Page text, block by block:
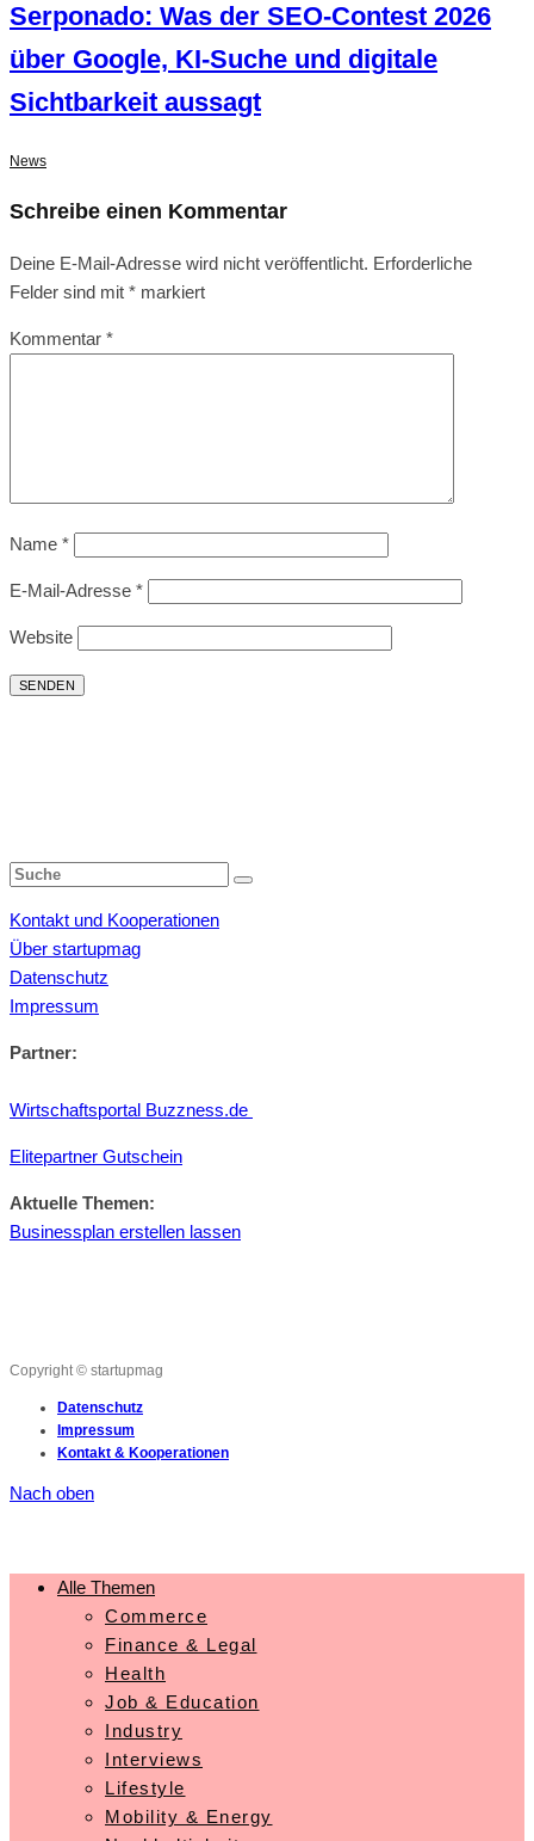
Serponado: Was der SEO-Contest 2026
über Google, KI-Suche und digitale
Sichtbarkeit aussagt
News
Schreibe einen Kommentar
Deine E-Mail-Adresse wird nicht veröffentlicht. Erforderliche
Felder sind mit * markiert
Kommentar *
Name *
E-Mail-Adresse *
Website
Kontakt und Kooperationen
Über startupmag
Datenschutz
Impressum
Partner:
Wirtschaftsportal Buzzness.de
Elitepartner Gutschein
Aktuelle Themen:
Businessplan erstellen lassen
Copyright © startupmag
Datenschutz
Impressum
Kontakt & Kooperationen
Nach oben
Alle Themen
Commerce
Finance & Legal
Health
Job & Education
Industry
Interviews
Lifestyle
Mobility & Energy